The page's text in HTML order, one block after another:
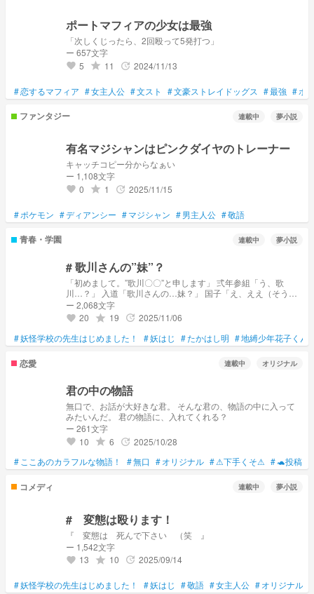
ポートマフィアの少女は最強
「次しくじったら、2回殴って5発打つ」
ー 657文字
favorite 5 grade 11 update 2024/11/13
#恋するマフィア #女主人公 #文スト #文豪ストレイドッグス #最強 #ポ
ファンタジー 連載中 夢小説
有名マジシャンはピンクダイヤのトレーナー
キャッチコピー分からなぁい
ー 1,108文字
favorite 0 grade 1 update 2025/11/15
#ポケモン #ディアンシー #マジシャン #男主人公 #敬語
青春・学園 連載中 夢小説
# 歌川さんの‪”‬妹‪”‬？
「初めまして。‪”‬歌川〇〇‪”‬と申します」 弍年参組「う、歌
川…？」 入道「歌川さんの…妹？」 国子「え、ええ（そうな
んだけど…何で〇〇が此処に！？）」
ー 2,068文字
favorite 20 grade 19 update 2025/11/06
#妖怪学校の先生はじめました！ #妖はじ #たかはし明 #地縛少年花子くん
恋愛 連載中 オリジナル
君の中の物語
無口で、お話が大好きな君。 そんな君の、物語の中に入って
みたいんだ。 君の物語に、入れてくれる？
ー 261文字
favorite 10 grade 6 update 2025/10/28
# ここあのカラフルな物語！ #無口 #オリジナル #⚠下手くそ⚠ #🐢投稿
コメディ 連載中 夢小説
# 変態は殴ります！
『 変態は 死んで下さい （笑 』
ー 1,542文字
favorite 13 grade 10 update 2025/09/14
#妖怪学校の先生はじめました！ #妖はじ #敬語 #女主人公 #オリジナル